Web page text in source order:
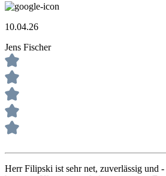
10.04.26
Jens Fischer
Herr Filipski ist sehr net, zuverlässig und